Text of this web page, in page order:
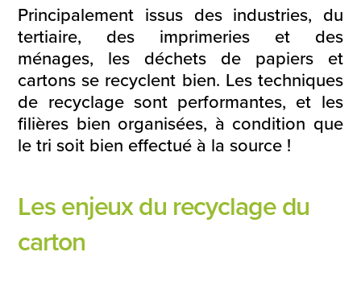
Principalement issus des industries, du
tertiaire, des imprimeries et des
ménages, les déchets de papiers et
cartons se recyclent bien. Les techniques
de recyclage sont performantes, et les
filières bien organisées, à condition que
le tri soit bien effectué à la source !
Les enjeux du recyclage du
carton